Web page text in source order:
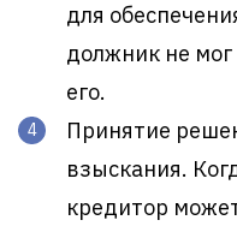
для
должник не
его.
Принятие
взыскания.
кредитор